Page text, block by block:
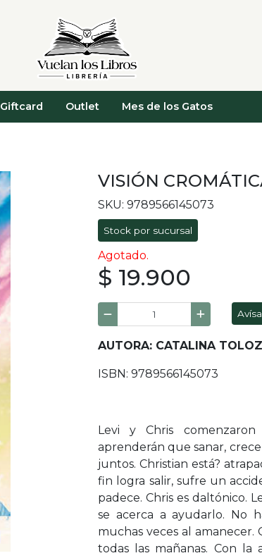
Giftcard Outlet Mes de los Gatos
VISIÓN
SKU: 9789566145073
Stock por sucursal
Agotado.
$ 19.900
AUTORA: CATALINA
ISBN: 9789566145073
Levi y Chris
aprenderán que sanar,
juntos. Christian está?
fin logra salir, sufre un
padece. Chris es daltónico.
se acerca a ayudarlo. No
muchas veces al amanecer.
todas las mañanas. Con la